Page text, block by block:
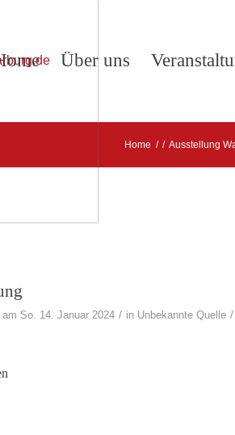
Über uns
Home / / Ausstellung
So. 14. Januar 2024 / in Unbekannte Quelle /